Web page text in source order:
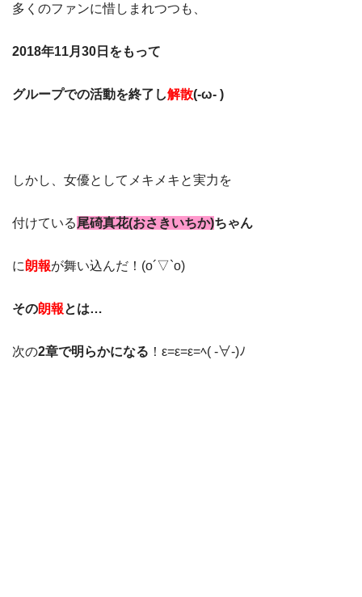
多くのファンに惜しまれつつも、
2018年11月30日をもって
グループでの活動を終了し解散(-ω- )
しかし、女優としてメキメキと実力を
付けている尾碕真花(おさきいちか)ちゃん
に 朗報が舞い込んだ！(o´▽`o)
その朗報とは…
次の2章で明らかになる ！ε=ε=ε=ﾍ( -∀-)ﾉ